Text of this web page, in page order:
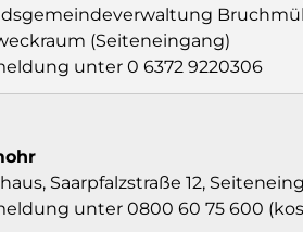
(Seiteneingang)
unter 0 6372 9220306
Saarpfalzstraße 12,
unter 0800 60 75 600